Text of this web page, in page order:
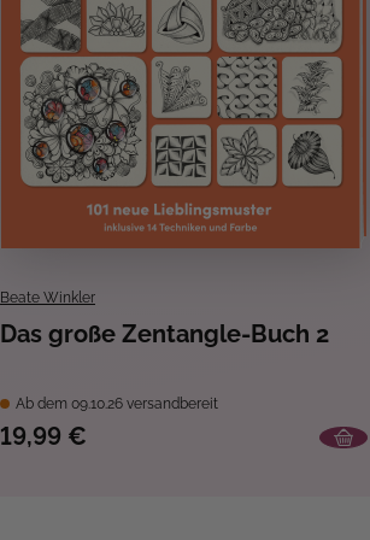
Beate Winkler
Das große Zentangle-Buch 2
Ab dem 09.10.26 versandbereit
19,99 €